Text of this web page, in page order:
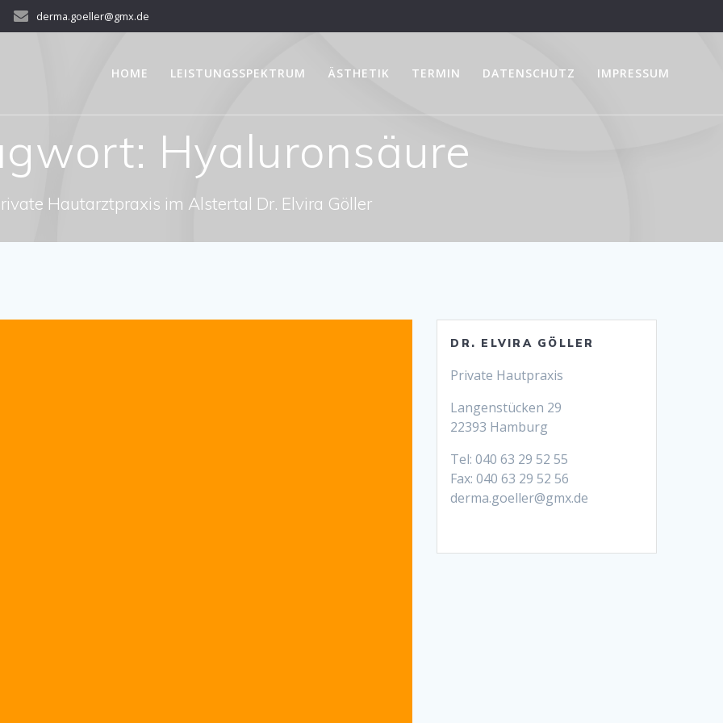
derma.goeller@gmx.de
HOME LEISTUNGSSPEKTRUM ÄSTHETIK TERMIN DATENSCHUTZ IMPRESSUM
Hyaluronsäure
Hautarztpraxis im Alstertal Dr. Elvira Göller
DR. ELVIRA GÖLLER
Private Hautpraxis
Langenstücken 29
22393 Hamburg
Tel: 040 63 29 52 55
Fax: 040 63 29 52 56
derma.goeller@gmx.de